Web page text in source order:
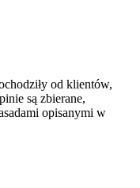
od klientów,
są zbierane,
opisanymi w